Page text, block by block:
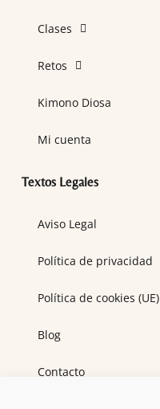
Clases
Retos
Kimono Diosa
Mi cuenta
Textos Legales
Aviso Legal
Política de privacidad
Política de cookies (UE)
Blog
Contacto